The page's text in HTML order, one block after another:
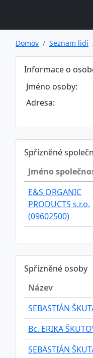
Domov Seznam lidí
Informace o
Jméno osoby:
Adresa:
Spřízněné
Jméno
E&S ORGANIC
PRODUCTS s.r.o.
(09602500)
Spřízněné osoby
Název
SEBASTIÁN
Bc. ERIKA
SEBASTIÁN